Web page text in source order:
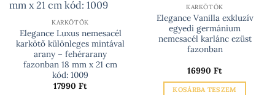
változatok
a
termékoldalon
választhatók
ki
KARKÖTŐK
Elegance Luxus nemesacél
karkötő különleges mintával
arany – fehérarany
fazonban 18 mm x 21 cm
kód: 1009
17990 Ft
KARKÖTŐK
Elegance Vanilla exkluzív
egyedi germánium
nemesacél karlánc ezüst
fazonban
16990 Ft
KOSÁRBA TESZEM